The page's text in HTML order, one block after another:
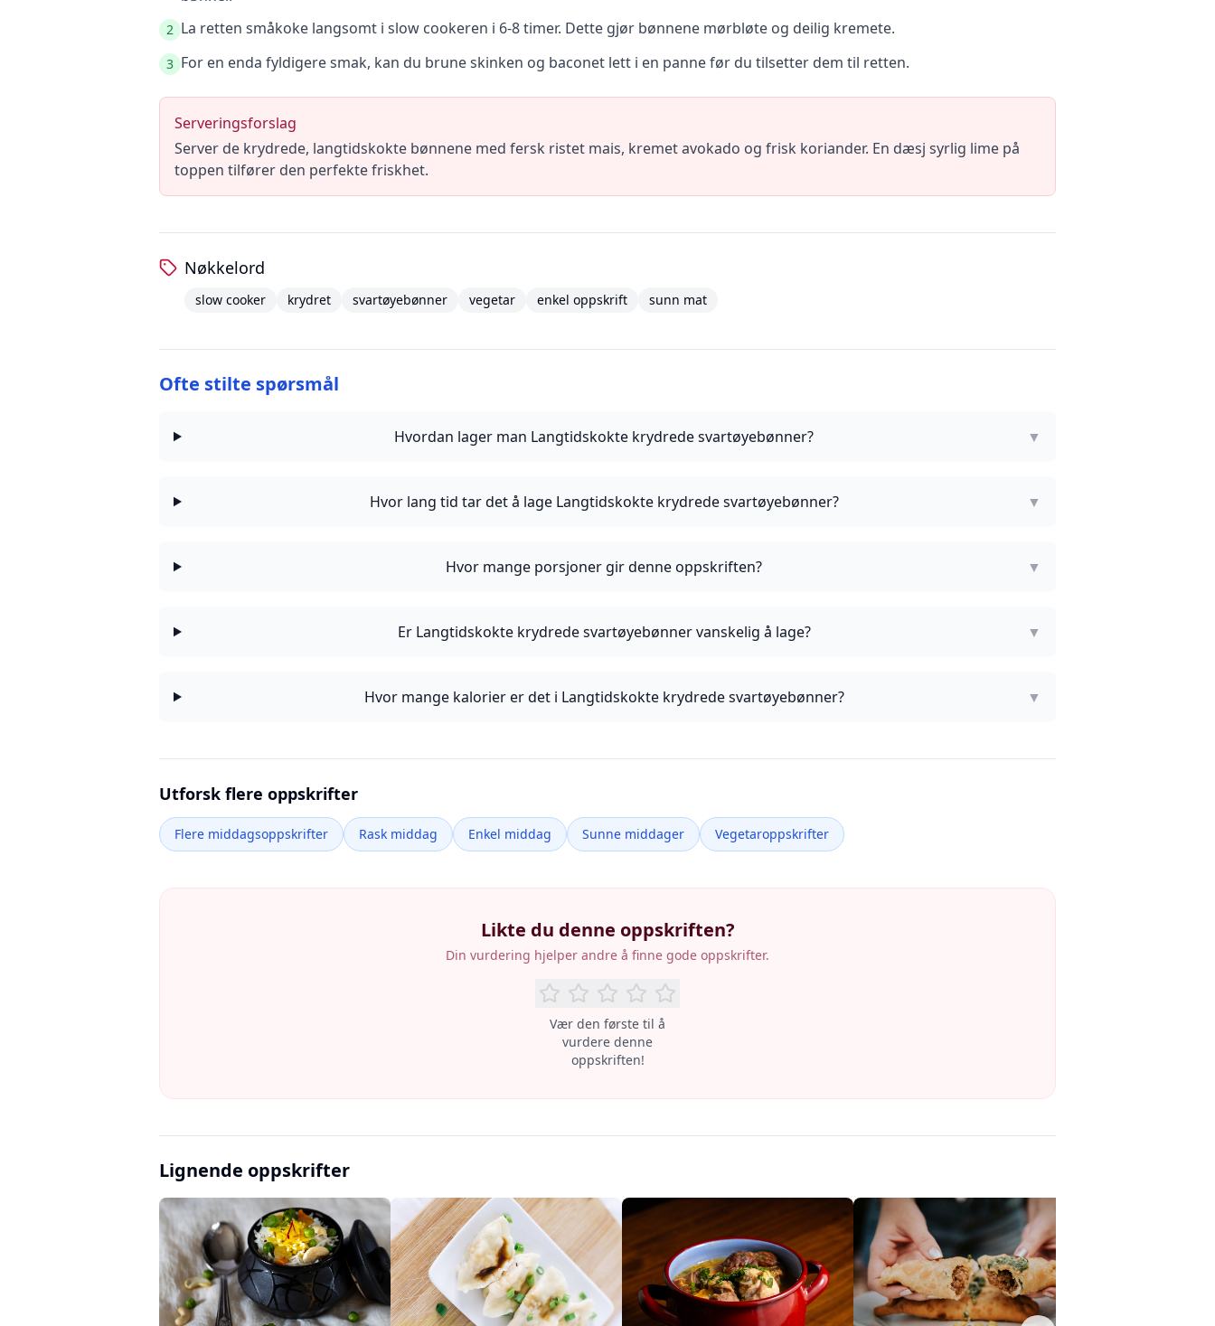
2 La retten småkoke langsomt i slow cookeren i 6-8 timer. Dette gjør bønnene mørbløte og deilig kremete.
3 For en enda fyldigere smak, kan du brune skinken og baconet lett i en panne før du tilsetter dem til retten.
Serveringsforslag
Server de krydrede, langtidskokte bønnene med fersk ristet mais, kremet avokado og frisk koriander. En dæsj syrlig lime på
toppen tilfører den perfekte friskhet.
Nøkkelord
slow cooker krydret svartøyebønner vegetar enkel oppskrift sunn mat
Ofte stilte spørsmål
Hvordan lager man Langtidskokte krydrede svartøyebønner? ▼
Hvor lang tid tar det å lage Langtidskokte krydrede svartøyebønner? ▼
Hvor mange porsjoner gir denne oppskriften? ▼
Er Langtidskokte krydrede svartøyebønner vanskelig å lage? ▼
Hvor mange kalorier er det i Langtidskokte krydrede svartøyebønner? ▼
Utforsk flere oppskrifter
Flere middagsoppskrifter Rask middag Enkel middag Sunne middager Vegetaroppskrifter
Likte du denne oppskriften?
Din vurdering hjelper andre å finne gode oppskrifter.
Vær den første til å
vurdere denne
oppskriften!
Lignende oppskrifter